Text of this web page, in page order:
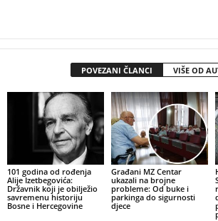
POVEZANI ČLANCI VIŠE OD
101 godina od rođenja
Alije Izetbegovića:
Državnik koji je obilježio
savremenu historiju
Bosne i Hercegovine
Građani MZ Centar
ukazali na brojne
probleme: Od buke i
parkinga do sigurnosti
djece